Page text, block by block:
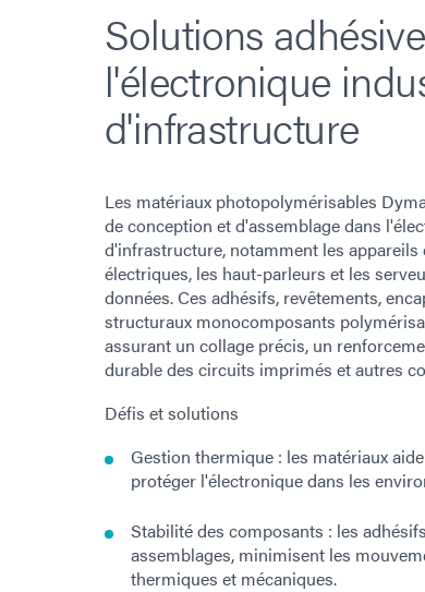
Solutions
l'électronique
d'infrastructure
Les matériaux photopolymérisables
de conception et d'assemblage dans
d'infrastructure, notamment les
électriques, les haut-parleurs et les
données. Ces adhésifs, revêtements,
structuraux monocomposants
assurant un collage précis, un
durable des circuits imprimés et autres
Défis et solutions
Gestion thermique : les matériaux
protéger l'électronique dans les
Stabilité des composants : les
assemblages, minimisent les
thermiques et mécaniques.